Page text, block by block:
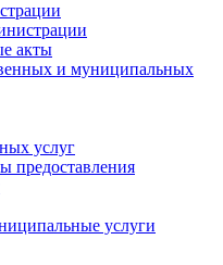
акты
и муниципальных
услуг
предоставления
услуги